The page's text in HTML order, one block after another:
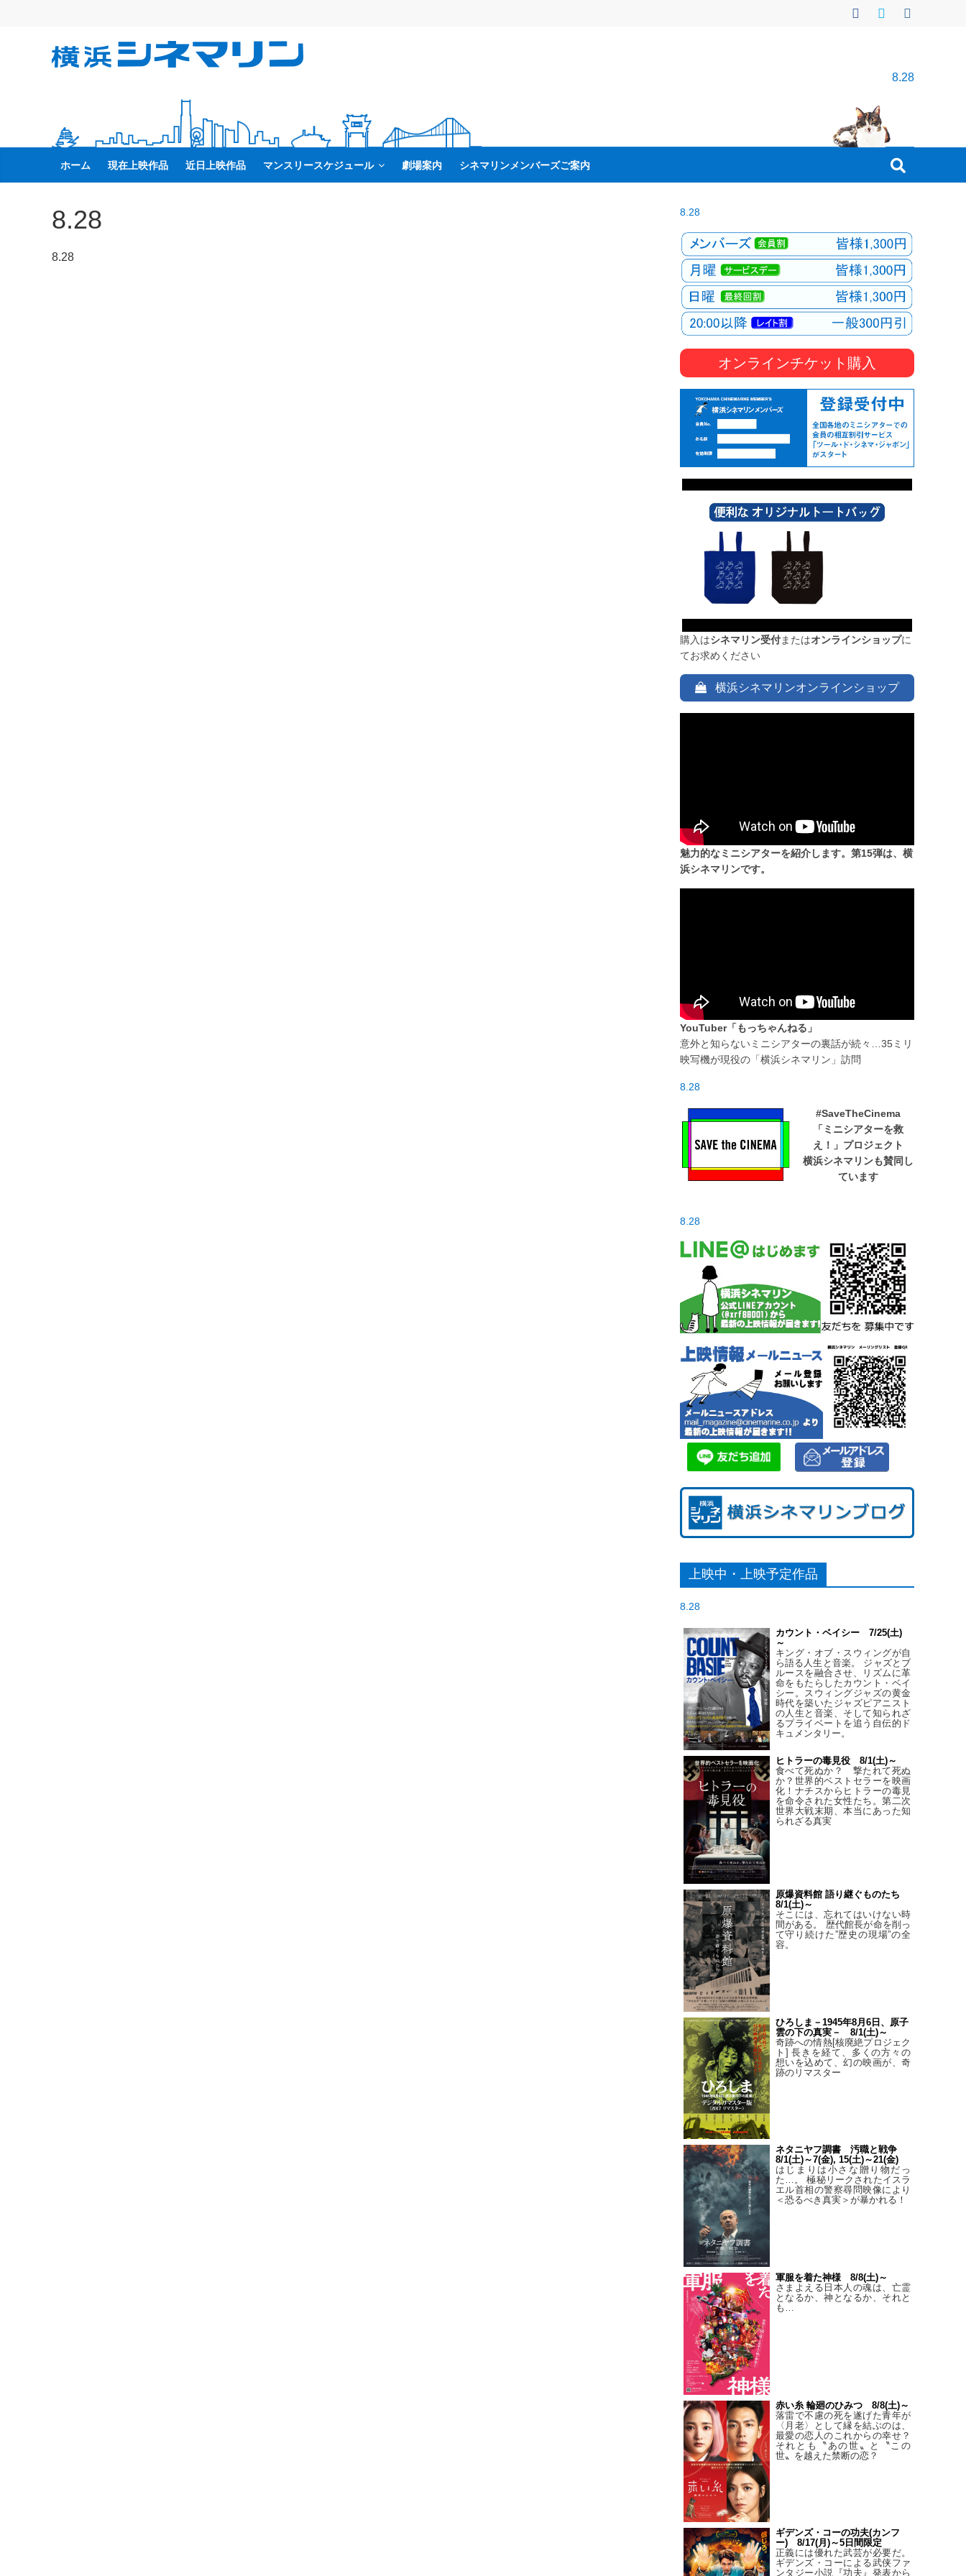
横
シ
ネ
マ
リ
8.28
ホーム 現在上映作品 近日上映作品 マンスリースケジュール 劇場案内 シネマリンメンバーズご案内
8.28
8.28
8.28
オンラインチケット購入
購入はシネマリン受付またはオンラインショップに
てお求めください
横浜シネマリンオンラインショップ
魅力的なミニシアターを紹介します。第15弾は、横
浜シネマリンです。
YouTuber「もっちゃんねる」
意外と知らないミニシアターの裏話が続々…35ミリ
映写機が現役の「横浜シネマリン」訪問
8.28
#SaveTheCinema
「ミニシアターを救
え！」プロジェクト
横浜シネマリンも賛同し
ています
8.28
上映中・上映予定作品
8.28
カウント・ベイシー 7/25(土)
～
キング・オブ・スウィングが自
ら語る人生と音楽。 ジャズとブ
ルースを融合させ、リズムに革
命をもたらしたカウント・ベイ
シー。スウィングジャズの黄金
時代を築いたジャズピアニスト
の人生と音楽、そして知られざ
るプライベートを追う自伝的ド
キュメンタリー。
ヒトラーの毒見役 8/1(土)～
食べて死ぬか？ 撃たれて死ぬ
か？世界的ベストセラーを映画
化！ナチスからヒトラーの毒見
を命令された女性たち。第二次
世界大戦末期、本当にあった知
られざる真実
原爆資料館 語り継ぐものたち
8/1(土)～
そこには、忘れてはいけない時
間がある。 歴代館長が命を削っ
て守り続けた”歴史の現場”の全
容。
ひろしま－1945年8月6日、原子
雲の下の真実－ 8/1(土)～
奇跡への情熱[核廃絶プロジェク
ト] 長きを経て、多くの方々の
想いを込めて、幻の映画が、奇
跡のリマスター
ネタニヤフ調書 汚職と戦争
8/1(土)～7(金), 15(土)～21(金)
はじまりは小さな贈り物だっ
た…。 極秘リークされたイスラ
エル首相の警察尋問映像により
＜恐るべき真実＞が暴かれる！
軍服を着た神様 8/8(土)～
さまよえる日本人の魂は、亡霊
となるか、神となるか、それと
も…
赤い糸 輪廻のひみつ 8/8(土)～
落雷で不慮の死を遂げた青年が
〈月老〉として縁を結ぶのは、
最愛の恋人のこれからの幸せ？
それとも〝あの世〟と〝この
世〟を越えた禁断の恋？
ギデンズ・コーの功夫(カンフ
ー) 8/17(月)～5日間限定
正義には優れた武芸が必要だ。
ギデンズ・コーによる武侠ファ
ンタジー小説『功夫』発表から